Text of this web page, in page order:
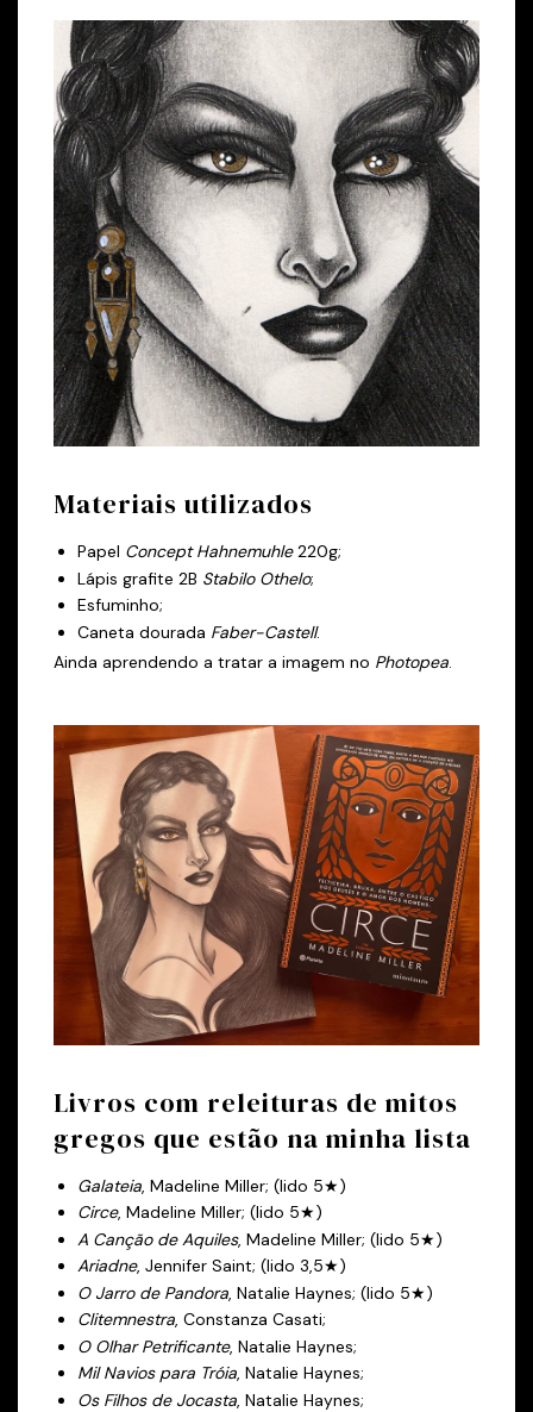
Materiais utilizados
Papel Concept Hahnemuhle220g;
Lápis grafite 2B Stabilo Othelo;
Esfuminho;
Caneta dourada Faber-Castell.
Ainda aprendendo a tratar a imagem no Photopea.
Livros com releituras de mitos
gregos que estão na minha lista
Galateia, Madeline Miller; (lido 5★)
Circe, Madeline Miller; (lido 5★)
A Canção de Aquiles, Madeline Miller; (lido 5★)
Ariadne, Jennifer Saint; (lido 3,5★)
O Jarro de Pandora, Natalie Haynes; (lido 5★)
Clitemnestra, Constanza Casati;
O Olhar Petrificante, Natalie Haynes;
Mil Navios para Tróia, Natalie Haynes;
Os Filhos de Jocasta, Natalie Haynes;